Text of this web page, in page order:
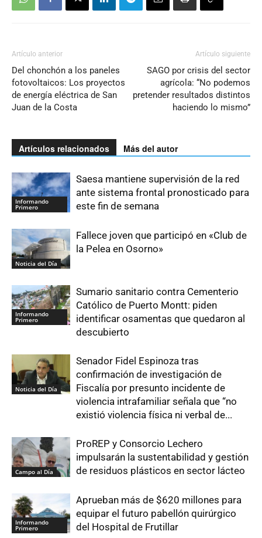
Artículo anterior
Del chonchón a los paneles
fotovoltaicos: Los proyectos
de energía eléctrica de San
Juan de la Costa
Artículo siguiente
SAGO por crisis del sector
agrícola: “No podemos
pretender resultados distintos
haciendo lo mismo”
Artículos relacionados Más del autor
Informando
Primero
Saesa mantiene supervisión de la red
ante sistema frontal pronosticado para
este fin de semana
Noticia del Día
Fallece joven que participó en «Club de
la Pelea en Osorno»
Informando
Primero
Sumario sanitario contra Cementerio
Católico de Puerto Montt: piden
identificar osamentas que quedaron al
descubierto
Noticia del Día
Senador Fidel Espinoza tras
confirmación de investigación de
Fiscalía por presunto incidente de
violencia intrafamiliar señala que “no
existió violencia física ni verbal de...
Campo al Día
ProREP y Consorcio Lechero
impulsarán la sustentabilidad y gestión
de residuos plásticos en sector lácteo
Informando
Primero
Aprueban más de $620 millones para
equipar el futuro pabellón quirúrgico
del Hospital de Frutillar